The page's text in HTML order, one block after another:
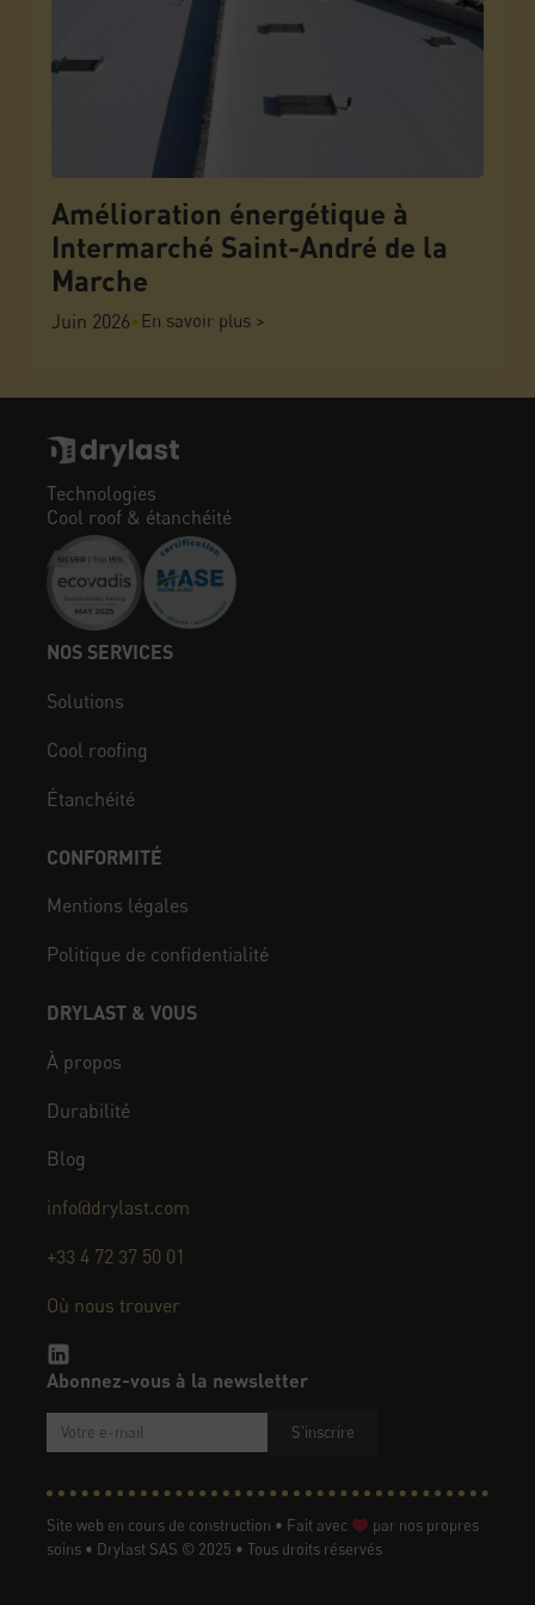
Amélioration énergétique à
Intermarché Saint-André de la
Marche
Juin 2026•En savoir plus >
Technologies
Cool roof & étanchéité
NOS SERVICES
Solutions
Cool roofing
Étanchéité
CONFORMITÉ
Mentions légales
Politique de confidentialité
DRYLAST & VOUS
À propos
Durabilité
Blog
info@drylast.com
+33 4 72 37 50 01
Où nous trouver
Abonnez-vous à la newsletter
S'inscrire
Site web en cours de construction • Fait avec
par nos propres
soins • Drylast SAS © 2025 • Tous droits réservés